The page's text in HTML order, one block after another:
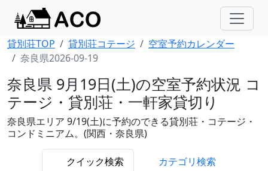
貸別荘TOP 貸別荘コテージ
空室予約カレンダー
奈良県2026-09-19
奈良県 9月19日(土)の空室予約状況 コ
テージ・貸別荘・一軒家貸切り
奈良県エリア 9/19(土)に予約のできる貸別荘・コテージ・
コンドミニアム。(関西・奈良県)
クイック検索 カテゴリ検索